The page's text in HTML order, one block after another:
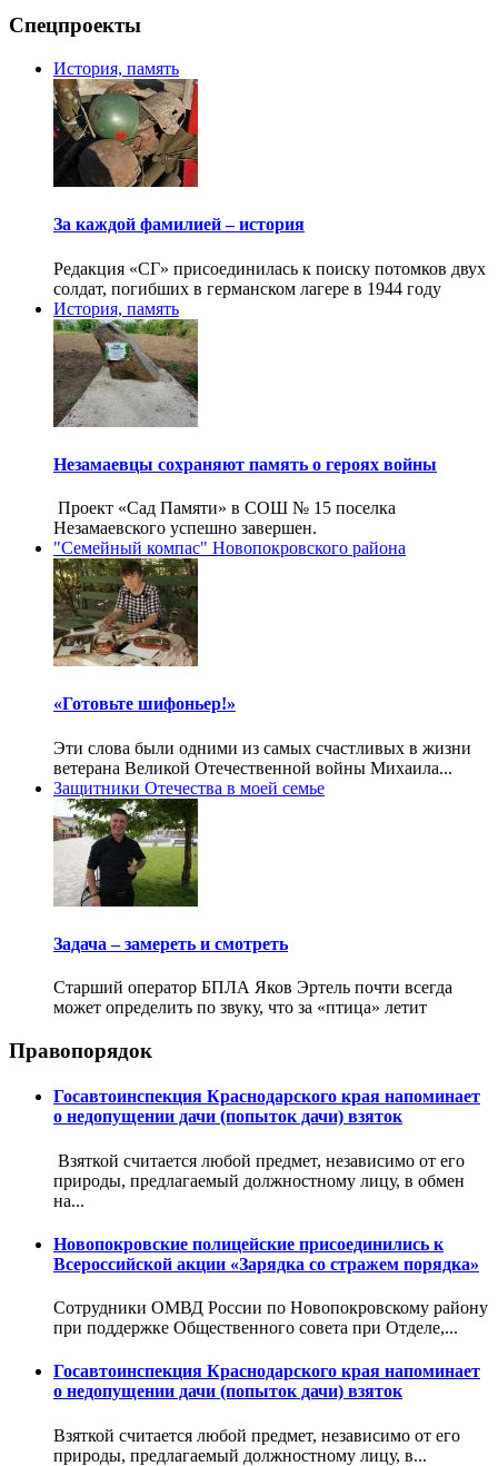
Спецпроекты
История, память
За каждой фамилией – история
Редакция «СГ» присоединилась к поиску потомков двух
солдат, погибших в германском лагере в 1944 году
История, память
Незамаевцы сохраняют память о героях войны
Проект «Сад Памяти» в СОШ № 15 поселка
Незамаевского успешно завершен.
"Семейный компас" Новопокровского района
«Готовьте шифоньер!»
Эти слова были одними из самых счастливых в жизни
ветерана Великой Отечественной войны Михаила...
Защитники Отечества в моей семье
Задача – замереть и смотреть
Старший оператор БПЛА Яков Эртель почти всегда
может определить по звуку, что за «птица» летит
Правопорядок
Госавтоинспекция Краснодарского края напоминает
о недопущении дачи (попыток дачи) взяток
Взяткой считается любой предмет, независимо от его
природы, предлагаемый должностному лицу, в обмен
на...
Новопокровские полицейские присоединились к
Всероссийской акции «Зарядка со стражем порядка»
Сотрудники ОМВД России по Новопокровскому району
при поддержке Общественного совета при Отделе,...
Госавтоинспекция Краснодарского края напоминает
о недопущении дачи (попыток дачи) взяток
Взяткой считается любой предмет, независимо от его
природы, предлагаемый должностному лицу, в...